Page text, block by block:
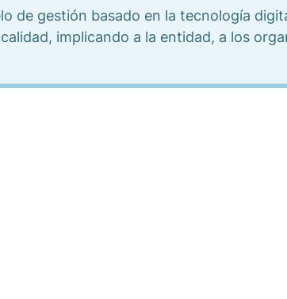
de gestión basado en la tecnología
implicando a la entidad, a los